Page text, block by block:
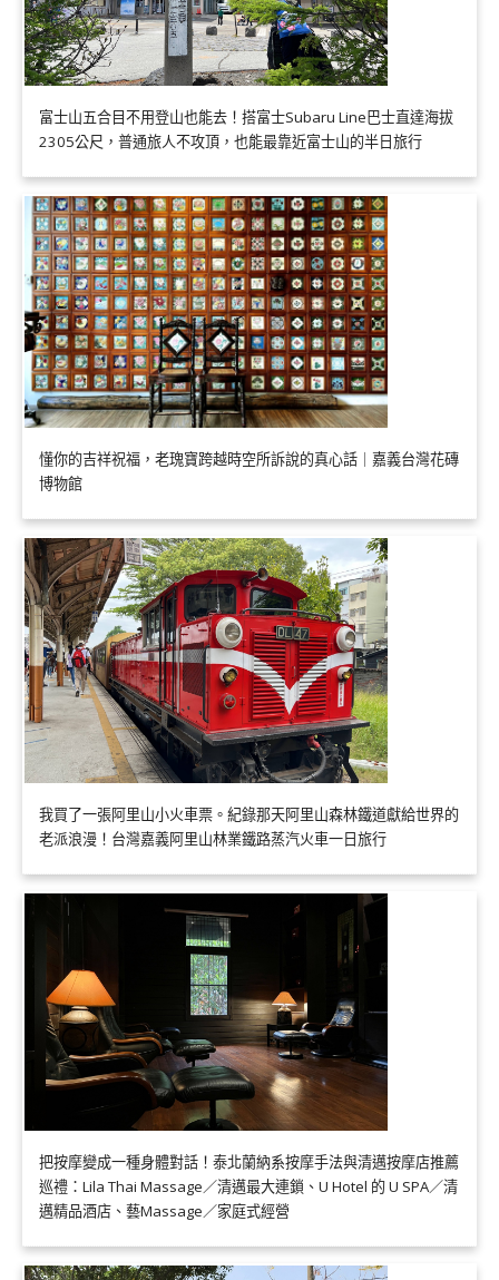
富士山五合目不用登山也能去！搭富士Subaru Line巴士直達海拔
2305公尺，普通旅人不攻頂，也能最靠近富士山的半日旅行
懂你的吉祥祝福，老瑰寶跨越時空所訴說的真心話｜嘉義台灣花磚
博物館
我買了一張阿里山小火車票。紀錄那天阿里山森林鐵道獻給世界的
老派浪漫！台灣嘉義阿里山林業鐵路蒸汽火車一日旅行
把按摩變成一種身體對話！泰北蘭納系按摩手法與清邁按摩店推薦
巡禮：Lila Thai Massage／清邁最大連鎖、U Hotel 的 U SPA／清
邁精品酒店、藝Massage／家庭式經營